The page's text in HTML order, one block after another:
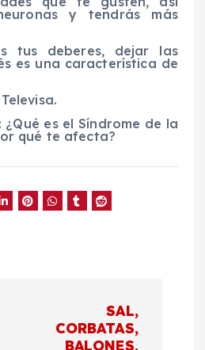
y tendrás más
tus deberes, dejar las
es una característica de
¿Qué es el Síndrome de la
qué te afecta?
SAL,
CORBATAS,
BALONES,